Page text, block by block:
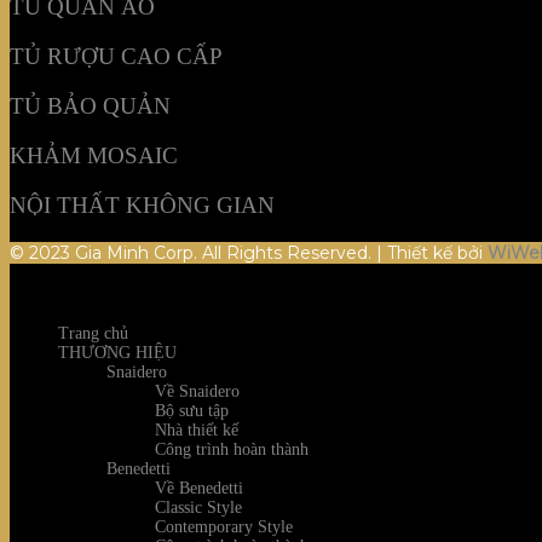
TỦ QUẦN ÁO
TỦ RƯỢU CAO CẤP
TỦ BẢO QUẢN
KHẢM MOSAIC
NỘI THẤT KHÔNG GIAN
© 2023 Gia Minh Corp. All Rights Reserved. | Thiết kế bởi
Trang chủ
THƯƠNG HIỆU
Snaidero
Về Snaidero
Bộ sưu tập
Nhà thiết kế
Công trình hoàn thành
Benedetti
Về Benedetti
Classic Style
Contemporary Style